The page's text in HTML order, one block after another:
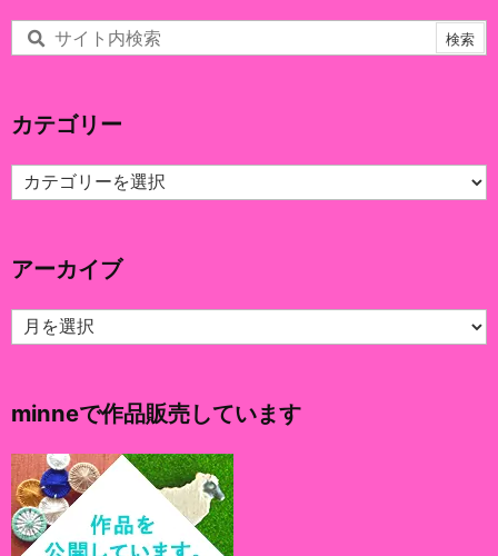
カテゴリー
カ
テ
ー
アーカイブ
ア
ー
ブ
minneで作品販売しています